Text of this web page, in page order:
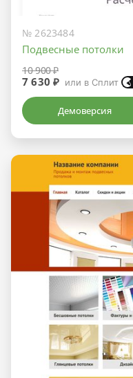
№ 2623484
Подвесные потолки
10 900 ₽
7 630 ₽ или в Сплит
Демоверсия